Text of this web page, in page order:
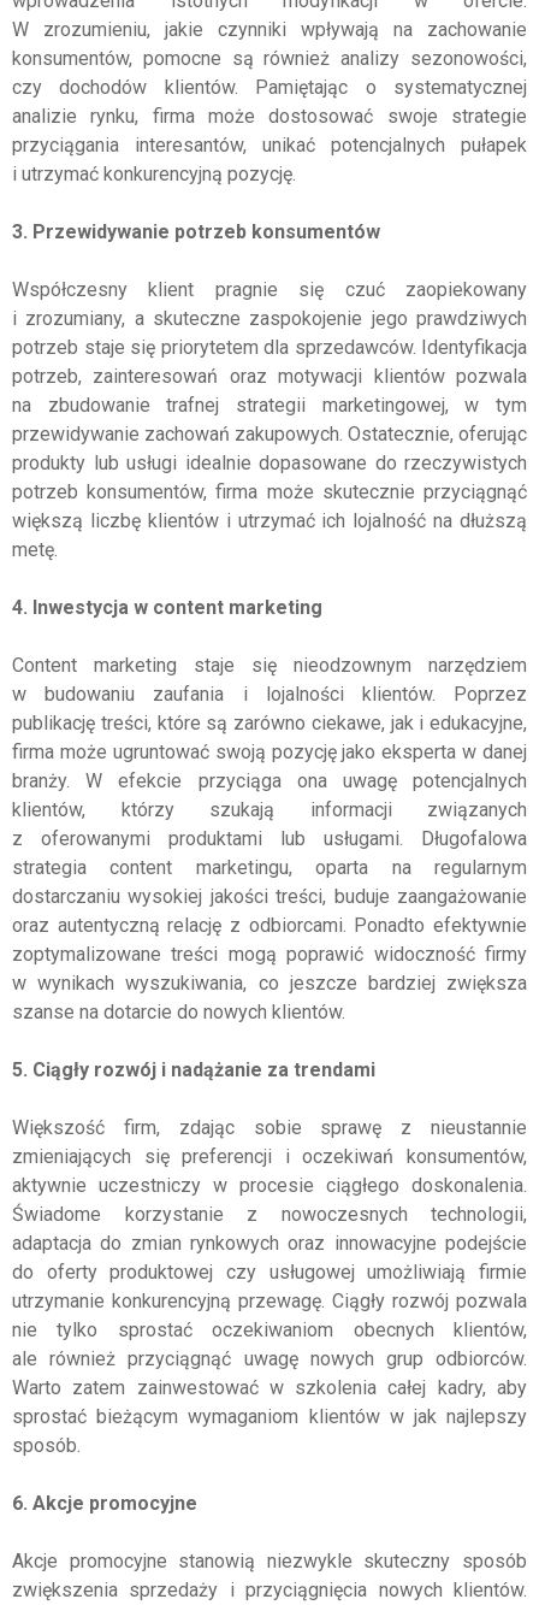
W zrozumieniu, jakie czynniki wpływają na zachowanie
konsumentów, pomocne są również analizy sezonowości,
czy dochodów klientów. Pamiętając o systematycznej
analizie rynku, firma może dostosować swoje strategie
przyciągania interesantów, unikać potencjalnych pułapek
i utrzymać konkurencyjną pozycję.
3. Przewidywanie potrzeb konsumentów
Współczesny klient pragnie się czuć zaopiekowany
i zrozumiany, a skuteczne zaspokojenie jego prawdziwych
potrzeb staje się priorytetem dla sprzedawców. Identyfikacja
potrzeb, zainteresowań oraz motywacji klientów pozwala
na zbudowanie trafnej strategii marketingowej, w tym
przewidywanie zachowań zakupowych. Ostatecznie, oferując
produkty lub usługi idealnie dopasowane do rzeczywistych
potrzeb konsumentów, firma może skutecznie przyciągnąć
większą liczbę klientów i utrzymać ich lojalność na dłuższą
metę.
4. Inwestycja w content marketing
Content marketing staje się nieodzownym narzędziem
w budowaniu zaufania i lojalności klientów. Poprzez
publikację treści, które są zarówno ciekawe, jak i edukacyjne,
firma może ugruntować swoją pozycję jako eksperta w danej
branży. W efekcie przyciąga ona uwagę potencjalnych
klientów, którzy szukają informacji związanych
z oferowanymi produktami lub usługami. Długofalowa
strategia content marketingu, oparta na regularnym
dostarczaniu wysokiej jakości treści, buduje zaangażowanie
oraz autentyczną relację z odbiorcami. Ponadto efektywnie
zoptymalizowane treści mogą poprawić widoczność firmy
w wynikach wyszukiwania, co jeszcze bardziej zwiększa
szanse na dotarcie do nowych klientów.
5. Ciągły rozwój i nadążanie za trendami
Większość firm, zdając sobie sprawę z nieustannie
zmieniających się preferencji i oczekiwań konsumentów,
aktywnie uczestniczy w procesie ciągłego doskonalenia.
Świadome korzystanie z nowoczesnych technologii,
adaptacja do zmian rynkowych oraz innowacyjne podejście
do oferty produktowej czy usługowej umożliwiają firmie
utrzymanie konkurencyjną przewagę. Ciągły rozwój pozwala
nie tylko sprostać oczekiwaniom obecnych klientów,
ale również przyciągnąć uwagę nowych grup odbiorców.
Warto zatem zainwestować w szkolenia całej kadry, aby
sprostać bieżącym wymaganiom klientów w jak najlepszy
sposób.
6. Akcje promocyjne
Akcje promocyjne stanowią niezwykle skuteczny sposób
zwiększenia sprzedaży i przyciągnięcia nowych klientów.